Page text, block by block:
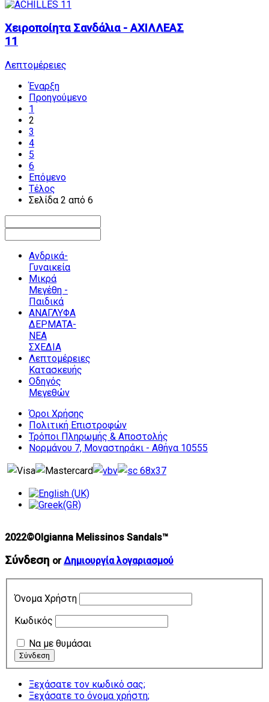
Χειροποίητα Σανδάλια - ΑΧΙΛΛΕΑΣ
11
Λεπτομέρειες
Έναρξη
Προηγούμενο
1
2
3
4
5
6
Επόμενο
Τέλος
Σελίδα 2 από 6
Ανδρικά-
Γυναικεία
Μικρά
Μεγέθη -
Παιδικά
ΑΝΑΓΛΥΦΑ
ΔΕΡΜΑΤΑ-
ΝΕΑ
ΣΧΕΔΙΑ
Λεπτομέρειες
Κατασκευής
Οδηγός
Μεγεθών
Όροι Χρήσης
Πολιτική Επιστροφών
Τρόποι Πληρωμής & Αποστολής
Νορμάνου 7, Μοναστηράκι - Αθήνα 10555
2022©Olgianna Melissinos Sandals™
Σύνδεση orΔημιουργία λογαριασμού
Όνομα Χρήστη
Κωδικός
Να με θυμάσαι
Ξεχάσατε τον κωδικό σας;
Ξεχάσατε το όνομα χρήστη;